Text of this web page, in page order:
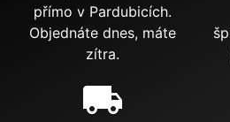
přímo v Pardubicích.
Objednáte dnes, máte
zítra.
local_shipping